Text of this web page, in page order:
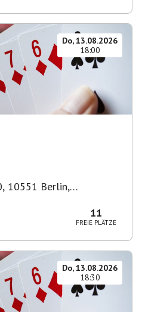
Do, 13.08.2026
18:00
10551 Berlin,
11
FREIE PLÄTZE
Do, 13.08.2026
18:30